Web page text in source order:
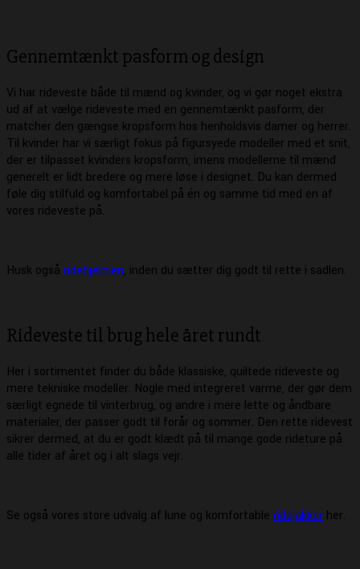
Gennemtænkt pasform og design
Vi har rideveste både til mænd og kvinder, og vi gør noget ekstra
ud af at vælge rideveste med en gennemtænkt pasform, der
matcher den gængse kropsform hos henholdsvis damer og herrer.
Til kvinder har vi særligt fokus på figursyede modeller med et snit,
der er tilpasset kvinders kropsform, imens modellerne til mænd
generelt er lidt bredere og mere løse i designet. Du kan dermed
føle dig stilfuld og komfortabel på én og samme tid med en af
vores rideveste på.
Husk også ridehjelmen, inden du sætter dig godt til rette i sadlen.
Rideveste til brug hele året rundt
Her i sortimentet finder du både klassiske, quiltede rideveste og
mere tekniske modeller. Nogle med integreret varme, der gør dem
særligt egnede til vinterbrug, og andre i mere lette og åndbare
materialer, der passer godt til forår og sommer. Den rette ridevest
sikrer dermed, at du er godt klædt på til mange gode rideture på
alle tider af året og i alt slags vejr.
Se også vores store udvalg af lune og komfortable ridejakker her.